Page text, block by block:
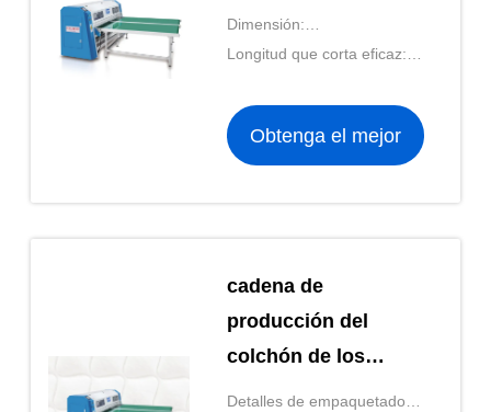
la pantalla táctil de
la pulgada 80Mm
Dimensión:
3500*3500*1380 milímetro
Longitud que corta eficaz:
ilimitados
Obtenga el mejor
cadena de
producción del
colchón de los
10m/Min
Detalles de empaquetado: